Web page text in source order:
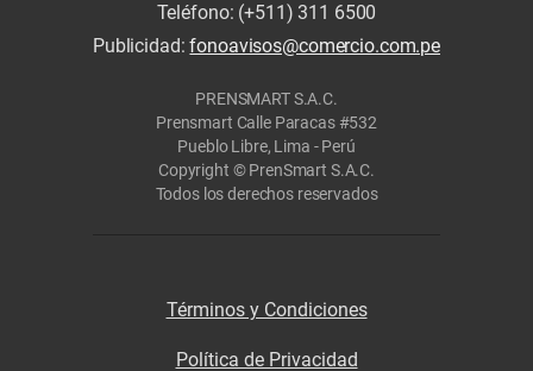
Teléfono: (+511) 311 6500
Publicidad:fonoavisos@comercio.com.pe
PRENSMART S.A.C.
Prensmart Calle Paracas #532
Pueblo Libre, Lima - Perú
Copyright © PrenSmart S.A.C.
Todos los derechos reservados
Términos y Condiciones
Política de Privacidad